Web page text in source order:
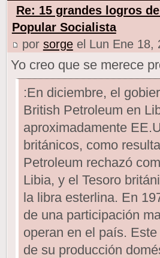
Re: 15 grandes logros
Popular Socialista
por sorgeel Lun Ene 18,
Yo creo que se merece
:En diciembre, el
British Petroleum en
aproximadamente
británicos, como
Petroleum rechazó
Libia, y el Tesoro
la libra esterlina. En
de una participación
operan en el país.
de su producción